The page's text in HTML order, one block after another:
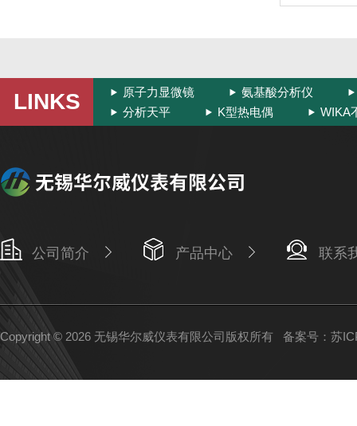
LINKS 原子力显微镜
氨基酸分析仪
分析天平
K型热电偶 WIKA
公司简介 产品中心 联系
Copyright © 2026 无锡华尔威仪表有限公司版权所有 备案号：苏